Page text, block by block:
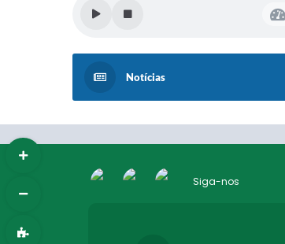
Notícias
Siga-nos